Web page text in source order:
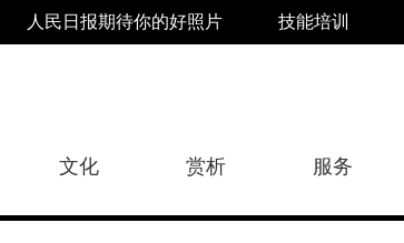
人民日报期待你的好照片 技能培训
文化 赏析 服务